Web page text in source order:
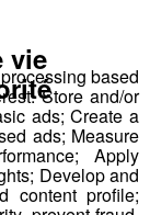
based
Store and/or
ads; Create a
ads; Measure
Apply
Develop and
content profile;
vie